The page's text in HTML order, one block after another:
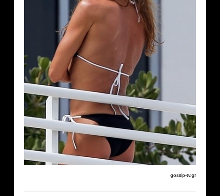
gossip-tv.gr